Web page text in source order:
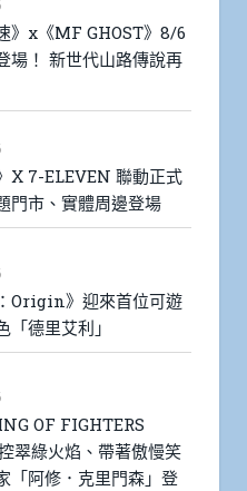
》x《MF GHOST》8/6
場！ 新世代山路傳說再
X 7-ELEVEN 聯動正式
門市、實體周邊登場
Origin》迎來首位可遊
「德里艾利」
OF FIGHTERS
翠綠火焰、帶著傲慢笑
「阿修．克里門森」登